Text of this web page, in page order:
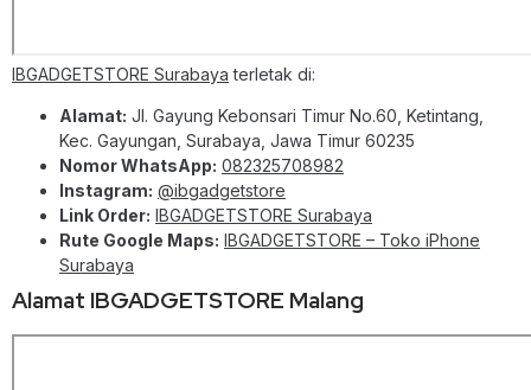
IBGADGETSTORE Surabaya terletak di:
Alamat: Jl. Gayung Kebonsari Timur No.60, Ketintang,
Kec. Gayungan, Surabaya, Jawa Timur 60235
Nomor WhatsApp: 082325708982
Instagram: @ibgadgetstore
Link Order: IBGADGETSTORE Surabaya
Rute Google Maps: IBGADGETSTORE – Toko iPhone
Surabaya
Alamat IBGADGETSTORE Malang